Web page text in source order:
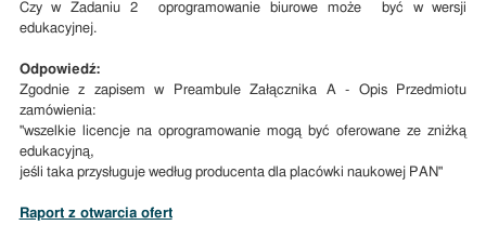
Czy w Zadaniu 2 oprogramowanie biurowe może być w wersji
edukacyjnej.
Odpowiedź:
Zgodnie z zapisem w Preambule Załącznika A - Opis Przedmiotu
zamówienia:
"wszelkie licencje na oprogramowanie mogą być oferowane ze zniżką
edukacyjną,
jeśli taka przysługuje według producenta dla placówki naukowej PAN"
Raport z otwarcia ofert